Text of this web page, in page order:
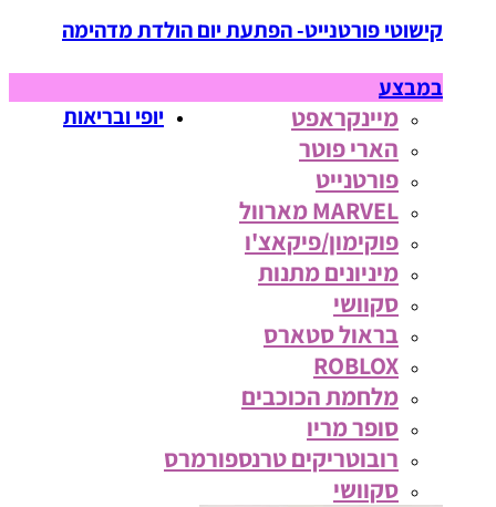
קישוטי פורטנייט- הפתעת יום הולדת מדהימה
במבצע
מיינקראפט
הארי פוטר
פורטנייט
MARVEL מארוול
פוקימון/פיקאצ'ו
מיניונים מתנות
סקוושי
בראול סטארס
ROBLOX
מלחמת הכוכבים
סופר מריו
רובוטריקים טרנספורמרס
סקוושי
יופי ובריאות